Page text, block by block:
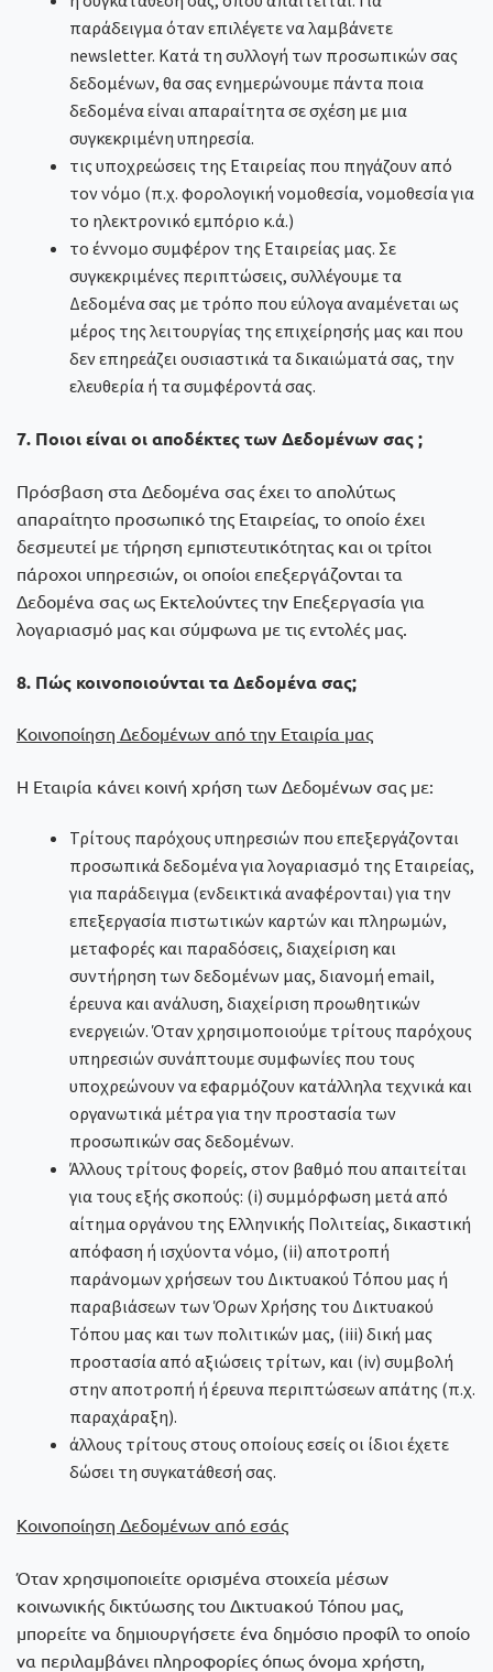
παράδειγμα όταν επιλέγετε να λαμβάνετε
newsletter. Κατά τη συλλογή των προσωπικών σας
δεδομένων, θα σας ενημερώνουμε πάντα ποια
δεδομένα είναι απαραίτητα σε σχέση με μια
συγκεκριμένη υπηρεσία.
τις υποχρεώσεις της Εταιρείας που πηγάζουν από
τον νόμο (π.χ. φορολογική νομοθεσία, νομοθεσία για
το ηλεκτρονικό εμπόριο κ.ά.)
το έννομο συμφέρον της Εταιρείας μας. Σε
συγκεκριμένες περιπτώσεις, συλλέγουμε τα
Δεδομένα σας με τρόπο που εύλογα αναμένεται ως
μέρος της λειτουργίας της επιχείρησής μας και που
δεν επηρεάζει ουσιαστικά τα δικαιώματά σας, την
ελευθερία ή τα συμφέροντά σας.
7. Ποιοι είναι οι αποδέκτες των Δεδομένων σας ;
Πρόσβαση στα Δεδομένα σας έχει το απολύτως
απαραίτητο προσωπικό της Εταιρείας, το οποίο έχει
δεσμευτεί με τήρηση εμπιστευτικότητας και οι τρίτοι
πάροχοι υπηρεσιών, οι οποίοι επεξεργάζονται τα
Δεδομένα σας ως Εκτελούντες την Επεξεργασία για
λογαριασμό μας και σύμφωνα με τις εντολές μας.
8. Πώς κοινοποιούνται τα Δεδομένα σας;
Κοινοποίηση Δεδομένων από την Εταιρία μας
Η Εταιρία κάνει κοινή χρήση των Δεδομένων σας με:
Τρίτους παρόχους υπηρεσιών που επεξεργάζονται
προσωπικά δεδομένα για λογαριασμό της Εταιρείας,
για παράδειγμα (ενδεικτικά αναφέρονται) για την
επεξεργασία πιστωτικών καρτών και πληρωμών,
μεταφορές και παραδόσεις, διαχείριση και
συντήρηση των δεδομένων μας, διανομή email,
έρευνα και ανάλυση, διαχείριση προωθητικών
ενεργειών. Όταν χρησιμοποιούμε τρίτους παρόχους
υπηρεσιών συνάπτουμε συμφωνίες που τους
υποχρεώνουν να εφαρμόζουν κατάλληλα τεχνικά και
οργανωτικά μέτρα για την προστασία των
προσωπικών σας δεδομένων.
Άλλους τρίτους φορείς, στον βαθμό που απαιτείται
για τους εξής σκοπούς: (i) συμμόρφωση μετά από
αίτημα οργάνου της Ελληνικής Πολιτείας, δικαστική
απόφαση ή ισχύοντα νόμο, (ii) αποτροπή
παράνομων χρήσεων του Δικτυακού Τόπου μας ή
παραβιάσεων των Όρων Χρήσης του Δικτυακού
Τόπου μας και των πολιτικών μας, (iii) δική μας
προστασία από αξιώσεις τρίτων, και (iv) συμβολή
στην αποτροπή ή έρευνα περιπτώσεων απάτης (π.χ.
παραχάραξη).
άλλους τρίτους στους οποίους εσείς οι ίδιοι έχετε
δώσει τη συγκατάθεσή σας.
Κοινοποίηση Δεδομένων από εσάς
Όταν χρησιμοποιείτε ορισμένα στοιχεία μέσων
κοινωνικής δικτύωσης του Δικτυακού Τόπου μας,
μπορείτε να δημιουργήσετε ένα δημόσιο προφίλ το οποίο
να περιλαμβάνει πληροφορίες όπως όνομα χρήστη,